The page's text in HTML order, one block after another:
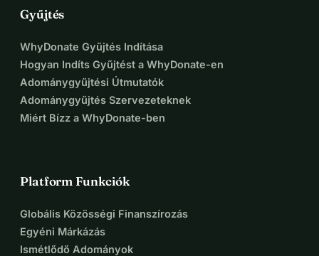
Gyűjtés
WhyDonate Gyűjtés Indítása
Hogyan Indíts Gyűjtést a WhyDonate-en
Adománygyűjtési Útmutatók
Adománygyűjtés Szervezeteknek
Miért Bízz a WhyDonate-ben
Platform Funkciók
Globális Közösségi Finanszírozás
Egyéni Márkázás
Ismétlődő Adományok